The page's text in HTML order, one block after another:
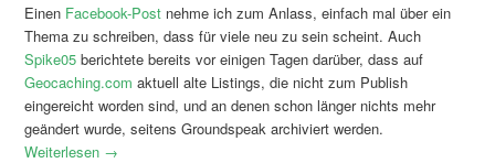
Einen Facebook-Post nehme ich zum Anlass, einfach mal über ein
Thema zu schreiben, dass für viele neu zu sein scheint. Auch
Spike05 berichtete bereits vor einigen Tagen darüber, dass auf
Geocaching.com aktuell alte Listings, die nicht zum Publish
eingereicht worden sind, und an denen schon länger nichts mehr
geändert wurde, seitens Groundspeak archiviert werden.
Weiterlesen →